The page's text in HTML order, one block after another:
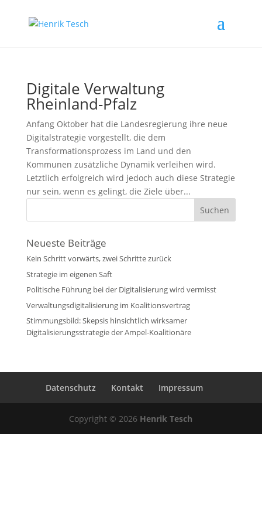
Digitale Verwaltung
Rheinland-Pfalz
Anfang Oktober hat die Landesregierung ihre neue
Digitalstrategie vorgestellt, die dem
Transformationsprozess im Land und den
Kommunen zusätzliche Dynamik verleihen wird.
Letztlich erfolgreich wird jedoch auch diese Strategie
nur sein, wenn es gelingt, die Ziele über...
Neueste Beiträge
Kein Schritt vorwärts, zwei Schritte zurück
Strategie im eigenen Saft
Politische Führung bei der Digitalisierung wird vermisst
Verwaltungsdigitalisierung im Koalitionsvertrag
Stimmungsbild: Skepsis hinsichtlich wirksamer
Digitalisierungsstrategie der Ampel-Koalitionäre
Datenschutz Kontakt Impressum
Copyright © 2026 Henrik Tesch